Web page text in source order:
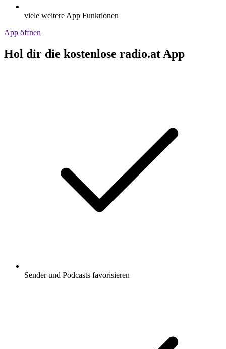
viele weitere App Funktionen
App öffnen
Hol dir die kostenlose radio.at App
Sender und Podcasts favorisieren